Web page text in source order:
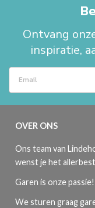
Ontvang
inspiratie,
OVER ONS
Ons team van
wenst je het
Garen is onze passie!
We sturen graag